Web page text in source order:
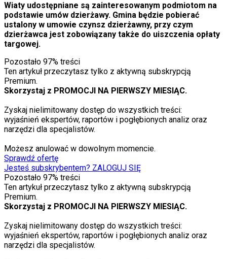
Wiaty udostępniane są zainteresowanym podmiotom na
podstawie umów dzierżawy. Gmina będzie pobierać
ustalony w umowie czynsz dzierżawny, przy czym
dzierżawca jest zobowiązany także do uiszczenia opłaty
targowej.
Pozostało 97% treści
Ten artykuł przeczytasz tylko z aktywną subskrypcją
Premium.
Skorzystaj z PROMOCJI NA PIERWSZY MIESIĄC.
Zyskaj nielimitowany dostęp do wszystkich treści:
wyjaśnień ekspertów, raportów i pogłębionych analiz oraz
narzędzi dla specjalistów.
Możesz anulować w dowolnym momencie.
Sprawdź ofertę
Jesteś subskrybentem? ZALOGUJ SIĘ
Pozostało 97% treści
Ten artykuł przeczytasz tylko z aktywną subskrypcją
Premium.
Skorzystaj z PROMOCJI NA PIERWSZY MIESIĄC.
Zyskaj nielimitowany dostęp do wszystkich treści:
wyjaśnień ekspertów, raportów i pogłębionych analiz oraz
narzędzi dla specjalistów.